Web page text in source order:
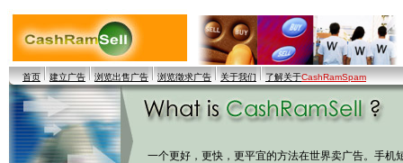
首页 建立广告 浏览出售广告 浏览徵求广告 关于我们 了解关于CashRamSpam
一个更好，更快，更平宜的方法在世界卖广告。手机